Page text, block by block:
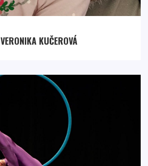
VERONIKA KUČEROVÁ